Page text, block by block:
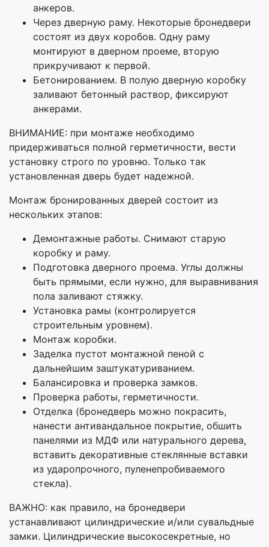
анкеров.
Через дверную раму. Некоторые бронедвери
состоят из двух коробов. Одну раму
монтируют в дверном проеме, вторую
прикручивают к первой.
Бетонированием. В полую дверную коробку
заливают бетонный раствор, фиксируют
анкерами.
ВНИМАНИЕ: при монтаже необходимо
придерживаться полной герметичности, вести
установку строго по уровню. Только так
установленная дверь будет надежной.
Монтаж бронированных дверей состоит из
нескольких этапов:
Демонтажные работы. Снимают старую
коробку и раму.
Подготовка дверного проема. Углы должны
быть прямыми, если нужно, для выравнивания
пола заливают стяжку.
Установка рамы (контролируется
строительным уровнем).
Монтаж коробки.
Заделка пустот монтажной пеной с
дальнейшим заштукатуриванием.
Балансировка и проверка замков.
Проверка работы, герметичности.
Отделка (бронедверь можно покрасить,
нанести антивандальное покрытие, обшить
панелями из МДФ или натурального дерева,
вставить декоративные стеклянные вставки
из ударопрочного, пуленепробиваемого
стекла).
ВАЖНО: как правило, на бронедвери
устанавливают цилиндрические и/или сувальдные
замки. Цилиндрические высокосекретные, но